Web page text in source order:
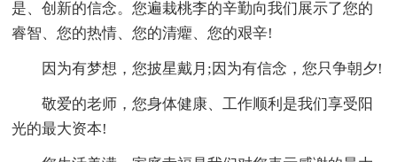
是、创新的信念。您遍栽桃李的辛勤向我们展示了您的
睿智、您的热情、您的清癯、您的艰辛!
因为有梦想，您披星戴月;因为有信念，您只争朝夕!
敬爱的老师，您身体健康、工作顺利是我们享受阳
光的最大资本!